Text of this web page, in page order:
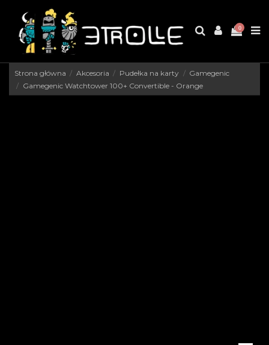
0
Strona główna Akcesoria Pudełka na karty
Gamegenic
Gamegenic Watchtower 100+ Convertible - Orange